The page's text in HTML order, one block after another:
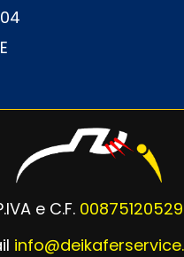
e C.F. 00875120529